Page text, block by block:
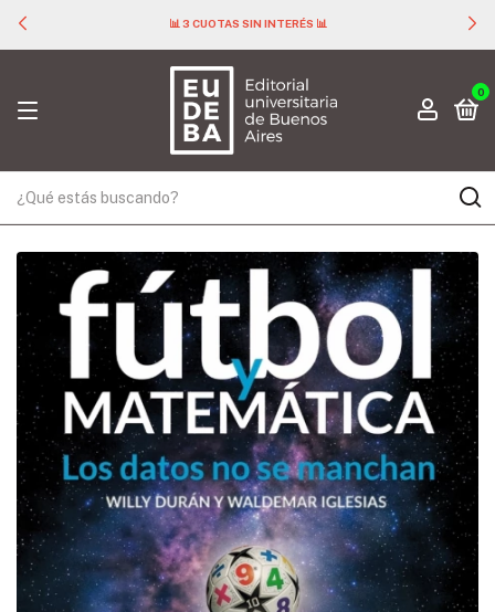
📊 3 CUOTAS SIN INTERÉS 📊
0